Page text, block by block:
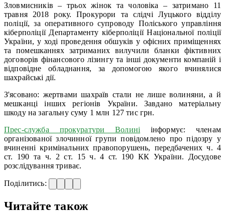
Зловмисників – трьох жінок та чоловіка – затримано 11
травня 2018 року. Прокурори та слідчі Луцького відділу
поліції, за оперативного супроводу Поліського управління
кіберполіції Департаменту кіберполіції Національної поліції
України, у ході проведення обшуків у офісних приміщеннях
та помешканнях затриманих вилучили бланки фіктивних
договорів фінансового лізингу та інші документи компаній і
відповідне обладнання, за допомогою якого вчинялися
шахрайські дії.
З'ясовано: жертвами шахраїв стали не лише волиняни, а й
мешканці інших регіонів України. Завдано матеріальну
шкоду на загальну суму 1 млн 127 тис грн.
Прес-служба прокуратури Волині інформує: членам
організованої злочинної групи повідомлено про підозру у
вчиненні кримінальних правопорушень, передбачених ч. 4
ст. 190 та ч. 2 ст. 15 ч. 4 ст. 190 КК України. Досудове
розслідування триває.
Поділитись:
Читайте також